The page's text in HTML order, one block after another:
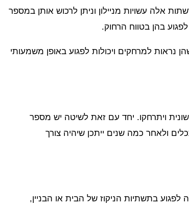
אלה עשויות מניילון וניתן לרכוש אותן במספר
בהן בטווח הרחוק.
נראות למרחקים ויכולות לפגוע באופן משמעותי
ויתרחקו. יחד עם זאת לשיטה יש מספר
ולאחר כמה שנים ייתכן שיהיה צורך
בתשתיות הניקוז של הבית או הבניין,